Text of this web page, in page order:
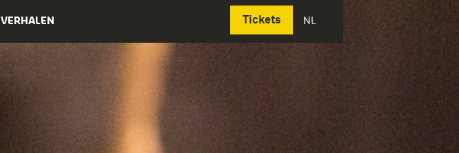
VERHALEN Tickets NL
Deutsch